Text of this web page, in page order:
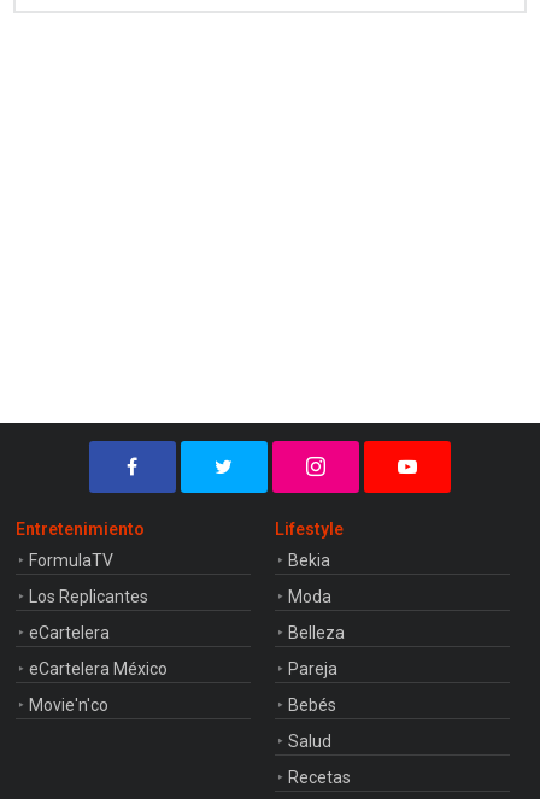
Entretenimiento
FormulaTV
Los Replicantes
eCartelera
eCartelera México
Movie'n'co
Lifestyle
Bekia
Moda
Belleza
Pareja
Bebés
Salud
Recetas